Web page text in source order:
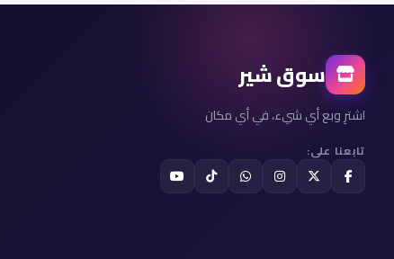
سوق شير
اشترِ وبع أي شيء، في أي مكان
تابعنا على: